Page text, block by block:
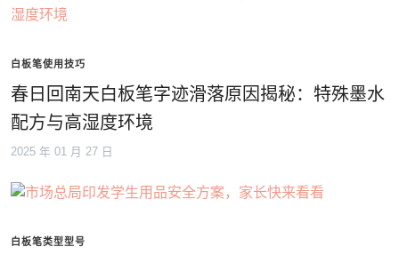
白板笔使用技巧
春日回南天白板笔字迹滑落原因揭秘：特殊墨水
配方与高湿度环境
2025 年 01 月 27 日
白板笔类型型号